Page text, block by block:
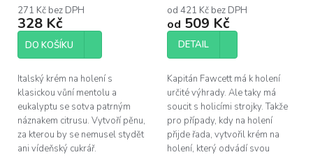
271 Kč bez DPH
328 Kč
DO KOŠÍKU
Italský krém na holení s
klasickou vůní mentolu a
eukalyptu se sotva patrným
náznakem citrusu. Vytvoří pěnu,
za kterou by se nemusel stydět
ani vídeňský cukrář.
od 421 Kč bez DPH
od 509 Kč
DETAIL
Kapitán Fawcett má k holení
určité výhrady. Ale taky má
soucit s holicími strojky. Takže
pro případy, kdy na holení
přijde řada, vytvořil krém na
holení, který odvádí svou